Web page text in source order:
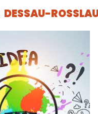
DESSAU-ROSSLAU